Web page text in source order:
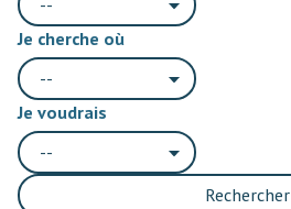
--
Je cherche où
--
Je voudrais
--
Rechercher